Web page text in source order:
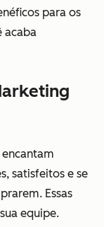
para os
acaba
satisfeitos e se
Essas
equipe.